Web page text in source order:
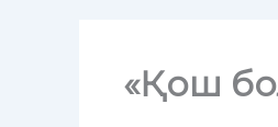
«Қош